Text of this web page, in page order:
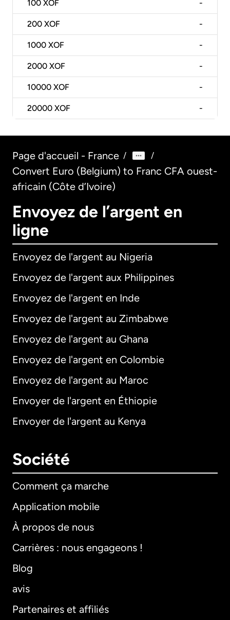
100 XOF -
200 XOF -
1000 XOF -
2000 XOF -
10000 XOF -
20000 XOF -
Page d'accueil - France / /
Convert Euro (Belgium) to Franc CFA ouest-
africain (Côte d’Ivoire)
Envoyez de l’argent en
ligne
Envoyez de l'argent au Nigeria
Envoyez de l'argent aux Philippines
Envoyez de l'argent en Inde
Envoyez de l'argent au Zimbabwe
Envoyez de l'argent au Ghana
Envoyez de l'argent en Colombie
Envoyez de l'argent au Maroc
Envoyer de l'argent en Éthiopie
Envoyer de l'argent au Kenya
Société
Comment ça marche
Application mobile
À propos de nous
Carrières : nous engageons !
Blog
avis
Partenaires et affiliés